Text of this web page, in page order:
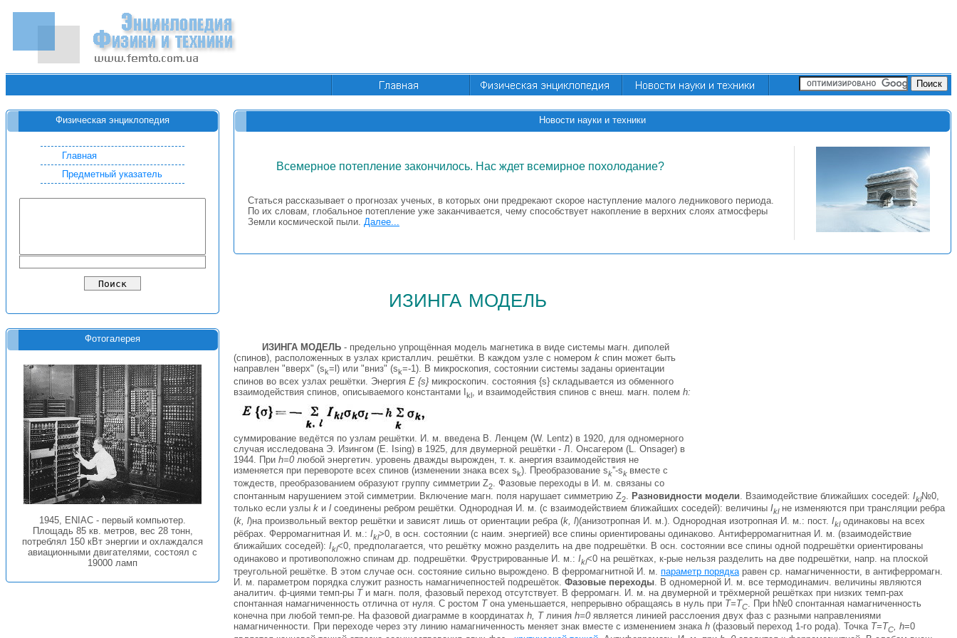
Физическая энциклопедия
Главная
Предметный указатель
Фотогалерея
1945, ENIAC - первый компьютер.
Площадь 85 кв. метров, вес 28 тонн,
потреблял 150 кВт энергии и охлаждался
авиационными двигателями, состоял с
19000 ламп
Новости науки и техники
Всемерное потепление закончилось. Нас ждет всемирное похолодание?
Статься рассказывает о прогнозах ученых, в которых они предрекают скорое наступление малого ледникового периода.
По их словам, глобальное потепление уже заканчивается, чему способствует накопление в верхних слоях атмосферы
Земли космической пыли. Далее...
изинга модель
ИЗИНГА МОДЕЛЬ - предельно упрощённая модель магнетика в виде системы магн. диполей
(спинов), расположенных в узлах кристаллич. решётки. В каждом узле с номером k спин может быть
направлен "вверх" (sk=l) или "вниз" (sk=-1). В микроскопия, состоянии системы заданы ориентации
спинов во всех узлах решётки. Энергия Е {s} микроскопич. состояния {s} складывается из обменного
взаимодействия спинов, описываемого константами Ikl , и взаимодействия спинов с внеш. магн. полем h:
суммирование ведётся по узлам решётки. И. м. введена В. Ленцем (W. Lentz) в 1920, для одномерного
случая исследована Э. Изингом (Е. Ising) в 1925, для двумерной решётки - Л. Онсагером (L. Onsager) в
1944. При h=0 любой энергетич. уровень дважды вырожден, т. к. анергия взаимодействия не
изменяется при перевороте всех спинов (изменении знака всех sk). Преобразование sk''-sk вместе с
тождеств, преобразованием образуют группу симметрии Z2
. Фазовые переходы в И. м. связаны со
спонтанным нарушением этой симметрии. Включение магн. поля нарушает симметрию Z2 Разновидности модели . Взаимодействие ближайших соседей: Ikl№0,
только если узлы k и l соединены ребром решётки. Однородная И. м. (с взаимодействием ближайших соседей): величины Iklне изменяются при трансляции ребра
(k, l)на произвольный вектор решётки и зависят лишь от ориентации ребра (k, l)(анизотропная И. м.). Однородная изотропная И. м.: пост. Iklодинаковы на всех
рёбрах. Ферромагнитная И. м.: Ikl>0, в осн. состоянии (с наим. энергией) все спины ориентированы одинаково. Антиферромагнитная И. м. (взаимодействие
ближайших соседей): Ikl<0, предполагается, что решётку можно разделить на две подрешётки. В осн. состоянии все спины одной подрешётки ориентированы
одинаково и противоположно спинам др. подрешётки. Фрустрированные И. м.: Ikl<0 на решётках, к-рые нельзя разделить на две подрешётки, напр. на плоской
треугольной решётке. В этом случае осн. состояние сильно вырождено. В ферромагнитной И. м. параметр порядка равен ср. намагниченности, в антиферромагн.
И. м. параметром порядка служит разность намагничепностей подрешёток. Фазовые переходы . В одномерной И. м. все термодинамич. величины являются
аналитич. ф-циями темп-ры Ти магн. поля, фазовый переход отсутствует. В ферромагн. И. м. на двумерной и трёхмерной решётках при низких темп-pax
спонтанная намагниченность отлична от нуля. С ростом Тона уменьшается, непрерывно обращаясь в нуль при Т=ТС
. При h№0 спонтанная намагниченность
конечна при любой темп-ре. На фазовой диаграмме в координатах h, Тлиния h=0 является линией расслоения двух фаз с разными направлениями
намагниченности. При переходе через эту линию намагниченность меняет знак вместе с изменением знака h (фазовый переход 1-го рода). Точка Т=ТС, h=0